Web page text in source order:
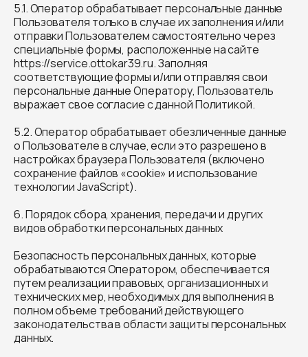
5.1. Оператор обрабатывает персональные данные
Пользователя только в случае их заполнения и/или
отправки Пользователем самостоятельно через
специальные формы, расположенные на сайте
https://service.ottokar39.ru. Заполняя
соответствующие формы и/или отправляя свои
персональные данные Оператору, Пользователь
выражает свое согласие с данной Политикой.
5.2. Оператор обрабатывает обезличенные данные
о Пользователе в случае, если это разрешено в
настройках браузера Пользователя (включено
сохранение файлов «cookie» и использование
технологии JavaScript).
6. Порядок сбора, хранения, передачи и других
видов обработки персональных данных
Безопасность персональных данных, которые
обрабатываются Оператором, обеспечивается
путем реализации правовых, организационных и
технических мер, необходимых для выполнения в
полном объеме требований действующего
законодательства в области защиты персональных
данных.